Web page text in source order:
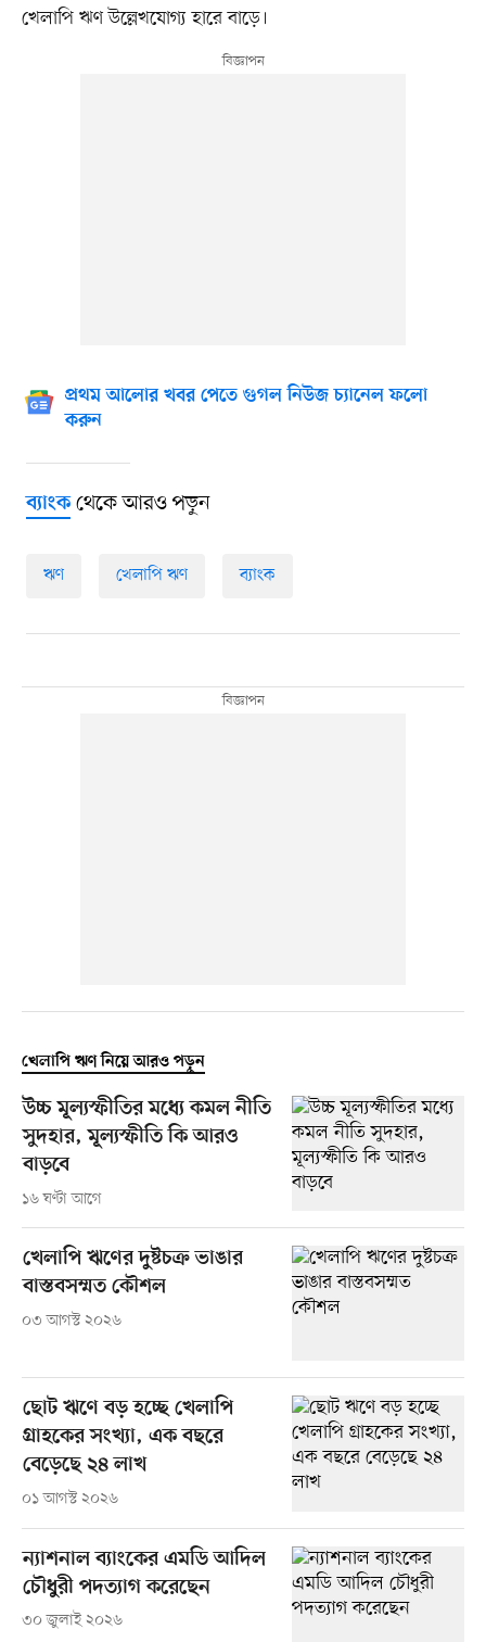
খেলাপি ঋণ উল্লেখযোগ্য হারে বাড়ে।
প্রথম আলোর খবর পেতে গুগল নিউজ চ্যানেল ফলো
করুন
ব্যাংকথেকে আরও পড়ুন
ঋণ খেলাপি ঋণ ব্যাংক
খেলাপি ঋণ নিয়ে আরও পড়ুন
উচ্চ মূল্যস্ফীতির মধ্যে কমল নীতি
সুদহার, মূল্যস্ফীতি কি আরও
বাড়বে
১৬ ঘণ্টা আগে
খেলাপি ঋণের দুষ্টচক্র ভাঙার
বাস্তবসম্মত কৌশল
০৩ আগস্ট ২০২৬
ছোট ঋণে বড় হচ্ছে খেলাপি
গ্রাহকের সংখ্যা, এক বছরে
বেড়েছে ২৪ লাখ
০১ আগস্ট ২০২৬
ন্যাশনাল ব্যাংকের এমডি আদিল
চৌধুরী পদত্যাগ করেছেন
৩০ জুলাই ২০২৬